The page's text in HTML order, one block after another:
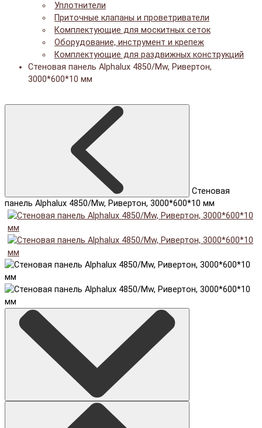
Уплотнители
Приточные клапаны и проветриватели
Комплектующие для москитных сеток
Оборудование, инструмент и крепеж
Комплектующие для раздвижных конструкций
Cтеновая панель Alphalux 4850/Mw, Ривертон,
3000*600*10 мм
Cтеновая
панель Alphalux 4850/Mw, Ривертон, 3000*600*10 мм